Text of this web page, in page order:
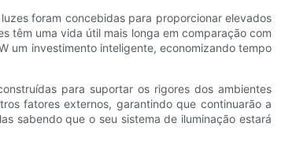
foram concebidas para proporcionar elevados
têm uma vida útil mais longa em comparação com
um investimento inteligente, economizando tempo
para suportar os rigores dos ambientes
fatores externos, garantindo que continuarão a
sabendo que o seu sistema de iluminação estará